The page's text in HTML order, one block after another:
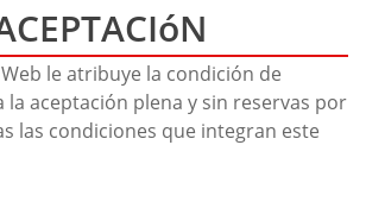
le atribuye la condición de
la aceptación plena y sin reservas por
las condiciones que integran este